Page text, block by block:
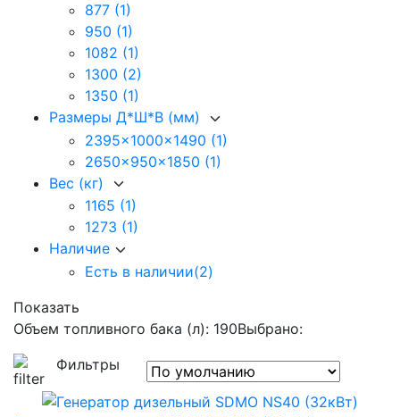
877 (1)
950 (1)
1082 (1)
1300 (2)
1350 (1)
Размеры Д*Ш*В (мм)
2395x1000x1490 (1)
2650x950x1850 (1)
Вес (кг)
1165 (1)
1273 (1)
Наличие
Есть в наличии(2)
Показать
Объем топливного бака (л): 190Выбрано:
Фильтры